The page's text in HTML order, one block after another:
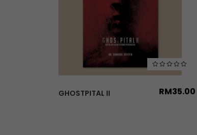
GHOSTPITAL II RM35.00